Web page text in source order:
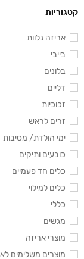
קטגוריות
אריזה נלוות
בייבי
בלונים
דליים
זכוכיות
זרים לראש
ימי הולדת/ מסיבות
כובעים ותיקים
כלים חד פעמיים
כלים למילוי
כללי
מגשים
מוצרי אריזה
מוצרים משלימים